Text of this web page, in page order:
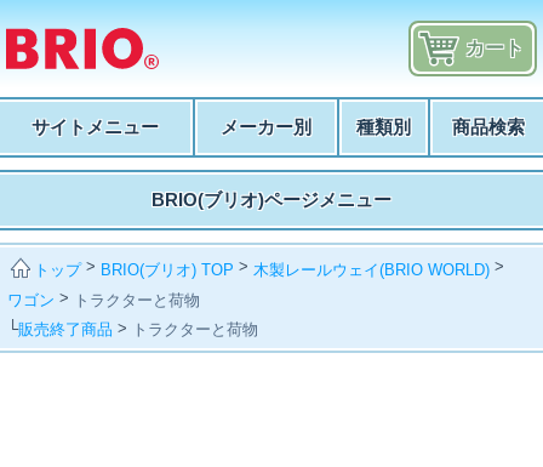
カート
サイトメニュー メーカー別 種類別 商品検索
BRIO(ブリオ)ページメニュー
トップ> BRIO(ブリオ) TOP > 木製レールウェイ(BRIO WORLD) >
ワゴン > トラクターと荷物
└販売終了商品 > トラクターと荷物